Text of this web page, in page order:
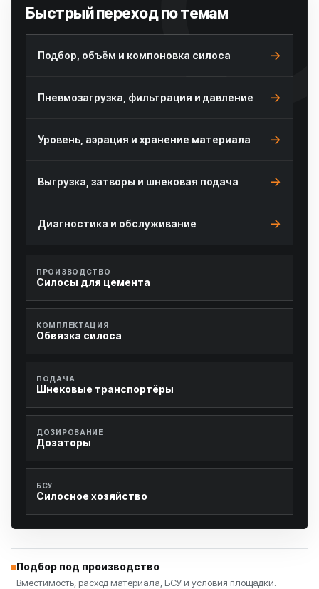
Быстрый переход по темам
Подбор, объём и компоновка силоса
Пневмозагрузка, фильтрация и давление
Уровень, аэрация и хранение материала
Выгрузка, затворы и шнековая подача
Диагностика и обслуживание
ПРОИЗВОДСТВО
Силосы для цемента
КОМПЛЕКТАЦИЯ
Обвязка силоса
ПОДАЧА
Шнековые транспортёры
ДОЗИРОВАНИЕ
Дозаторы
БСУ
Силосное хозяйство
Подбор под производство
Вместимость, расход материала, БСУ и условия площадки.